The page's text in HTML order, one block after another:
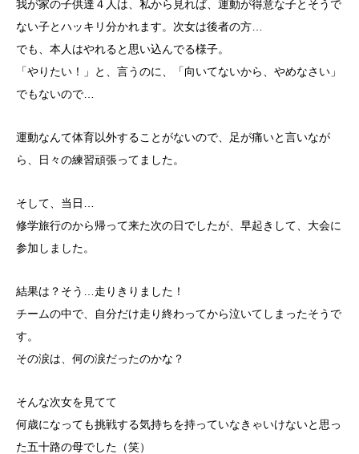
我が家の子供達４人は、私から見れば、運動が得意な子とそうで
ない子とハッキリ分かれます。次女は後者の方…
でも、本人はやれると思い込んでる様子。
「やりたい！」と、言うのに、「向いてないから、やめなさい」
でもないので…
運動なんて体育以外することがないので、足が痛いと言いなが
ら、日々の練習頑張ってました。
そして、当日…
修学旅行のから帰って来た次の日でしたが、早起きして、大会に
参加しました。
結果は？そう…走りきりました！
チームの中で、自分だけ走り終わってから泣いてしまったそうで
す。
その涙は、何の涙だったのかな？
そんな次女を見てて
何歳になっても挑戦する気持ちを持っていなきゃいけないと思っ
た五十路の母でした（笑）